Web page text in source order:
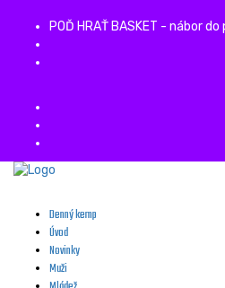
POĎ HRAŤ BASKET - nábor
Denný kemp
Úvod
Novinky
Muži